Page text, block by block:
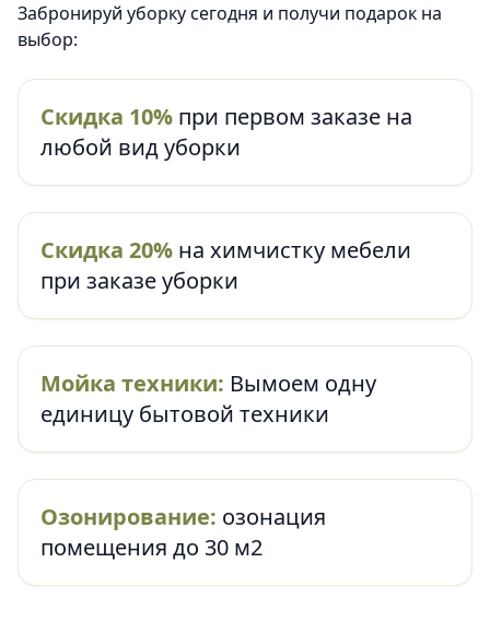
Забронируй уборку сегодня и получи подарок на
выбор:
Скидка 10% при первом заказе на
любой вид уборки
Скидка 20% на химчистку мебели
при заказе уборки
Мойка техники: Вымоем одну
единицу бытовой техники
Озонирование: озонация
помещения до 30 м2